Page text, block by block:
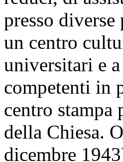
presso
un centro
universitari e
competenti in
centro
della Chiesa.
dicembre